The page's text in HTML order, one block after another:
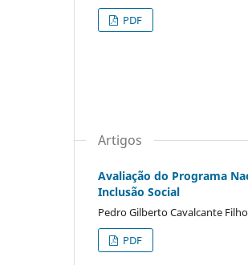
PDF
Artigos
Avaliação do Programa
Inclusão Social
Pedro Gilberto Cavalcante
PDF